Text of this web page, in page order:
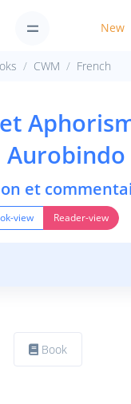
New
CWM French
Aurobindo
et
view Reader-view
Book